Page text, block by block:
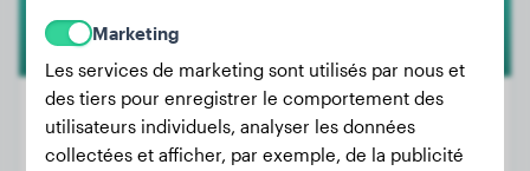
Marketing
Les services de marketing sont utilisés par nous et
des tiers pour enregistrer le comportement des
utilisateurs individuels, analyser les données
collectées et afficher, par exemple, de la publicité